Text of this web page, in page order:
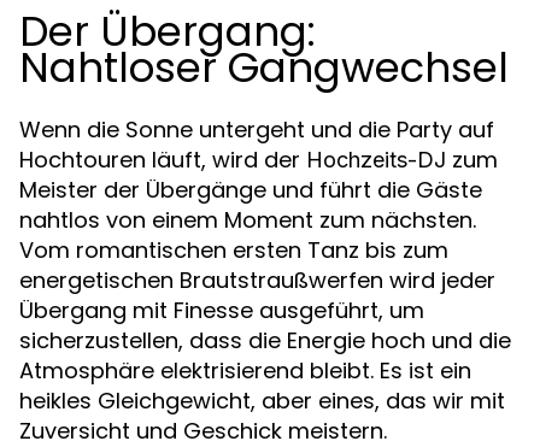
Der Übergang:
Nahtloser Gangwechsel
Wenn die Sonne untergeht und die Party auf
Hochtouren läuft, wird der Hochzeits-DJ zum
Meister der Übergänge und führt die Gäste
nahtlos von einem Moment zum nächsten.
Vom romantischen ersten Tanz bis zum
energetischen Brautstraußwerfen wird jeder
Übergang mit Finesse ausgeführt, um
sicherzustellen, dass die Energie hoch und die
Atmosphäre elektrisierend bleibt. Es ist ein
heikles Gleichgewicht, aber eines, das wir mit
Zuversicht und Geschick meistern.